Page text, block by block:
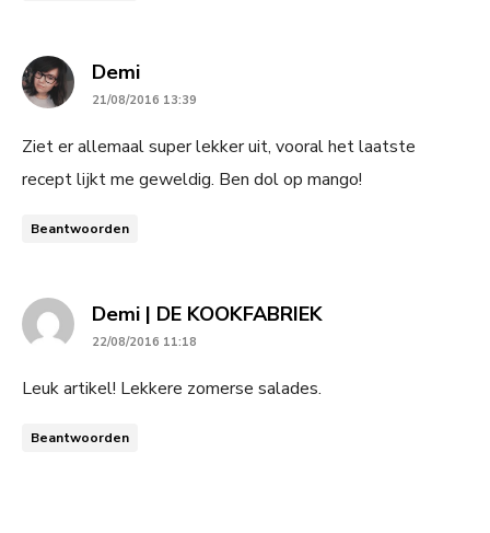
Demisays:
21/08/2016 13:39
Ziet er allemaal super lekker uit, vooral het laatste
recept lijkt me geweldig. Ben dol op mango!
Beantwoorden
Demi | DE KOOKFABRIEKsays:
22/08/2016 11:18
Leuk artikel! Lekkere zomerse salades.
Beantwoorden